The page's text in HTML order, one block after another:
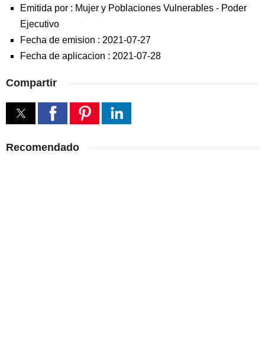
Emitida por : Mujer y Poblaciones Vulnerables - Poder
Ejecutivo
Fecha de emision : 2021-07-27
Fecha de aplicacion : 2021-07-28
Compartir
Recomendado